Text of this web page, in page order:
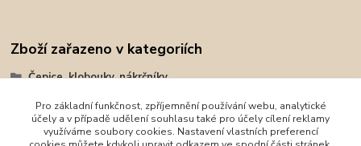
Zboží zařazeno v kategoriích
Čepice, klobouky, nákrčníky
Čepice
Kšiltovky
Pro základní funkčnost, zpříjemnění používání webu, analytické
účely a v případě udělení souhlasu také pro účely cílení reklamy
využíváme soubory cookies. Nastavení vlastních preferencí